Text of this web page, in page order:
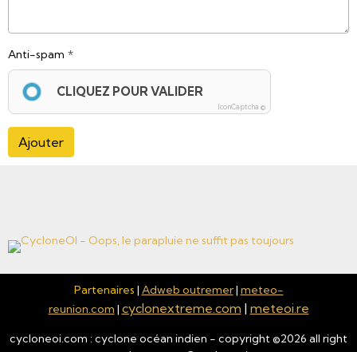
Anti-spam
CLIQUEZ POUR VALIDER
IconCaptcha ©
Ajouter
Partenaires | Adweb outremer| meteo-
reunion.com | cyclonextreme.com | meteoi.re
cycloneoi.com : cyclone océan indien - copyright ©2026 all right